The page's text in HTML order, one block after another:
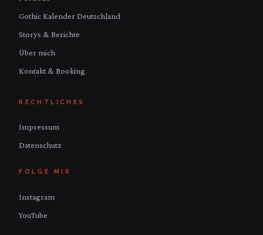
Gothic Kalender Deutschland
Storys & Berichte
Über mich
Kontakt & Booking
RECHTLICHES
Impressum
Datenschutz
FOLGE MIR
Instagram
YouTube